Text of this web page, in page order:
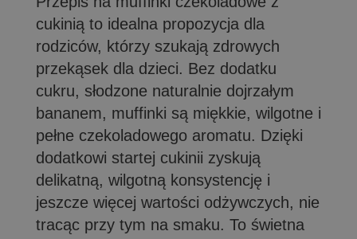
cukinią to idealna propozycja dla
rodziców, którzy szukają zdrowych
przekąsek dla dzieci. Bez dodatku
cukru, słodzone naturalnie dojrzałym
bananem, muffinki są miękkie, wilgotne i
pełne czekoladowego aromatu. Dzięki
dodatkowi startej cukinii zyskują
delikatną, wilgotną konsystencję i
jeszcze więcej wartości odżywczych, nie
tracąc przy tym na smaku. To świetna